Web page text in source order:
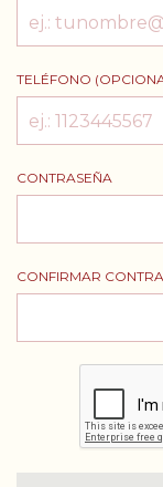
TELÉFONO
CONTRASEÑA
CONFIRMAR